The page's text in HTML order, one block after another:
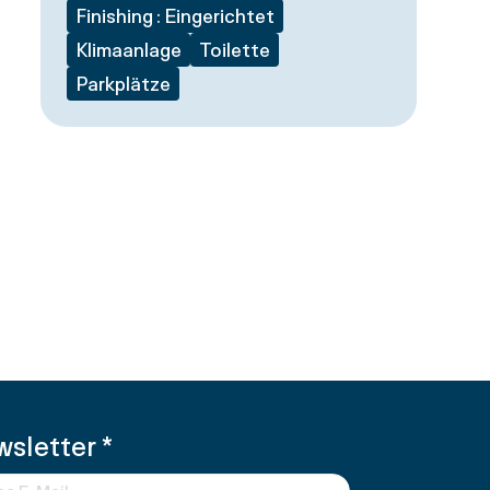
Finishing : Eingerichtet
Klimaanlage
Toilette
Parkplätze
*